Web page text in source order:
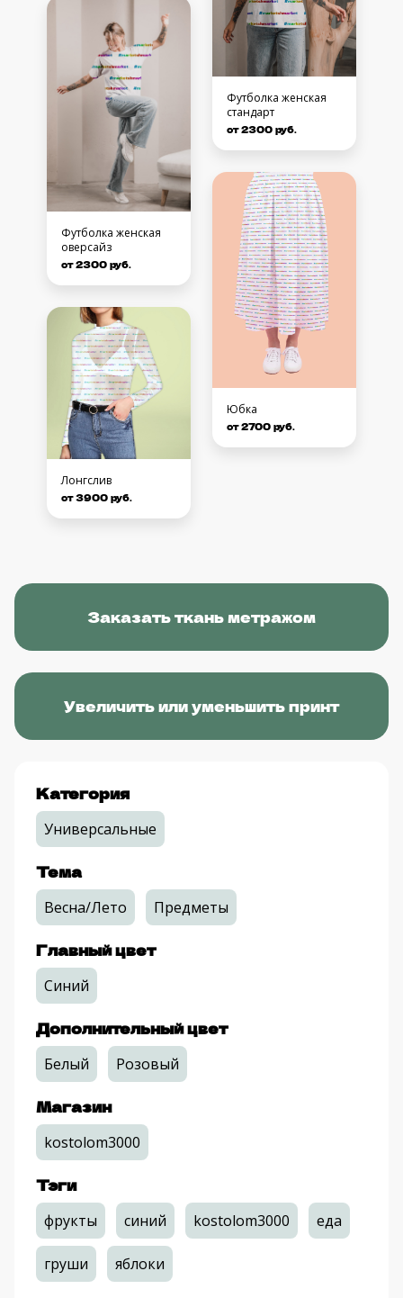
Футболка женская
оверсайз
от 2300 руб.
Лонгслив
от 3900 руб.
Футболка женская
стандарт
от 2300 руб.
Юбка
от 2700 руб.
Заказать ткань метражом
Увеличить или уменьшить принт
Категория
Универсальные
Тема
Весна/Лето Предметы
Главный цвет
Синий
Дополнительный цвет
Белый Розовый
Магазин
kostolom3000
Тэги
фрукты синий kostolom3000 еда
груши яблоки